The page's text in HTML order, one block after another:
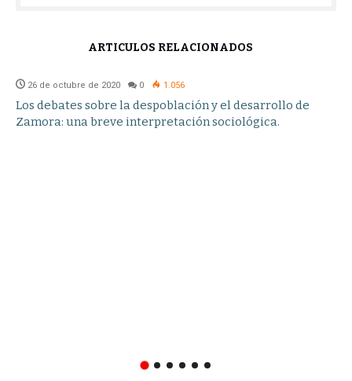
ARTÍCULOS RELACIONADOS
26 de octubre de 2020 0 1.056
Los debates sobre la despoblación y el desarrollo de
Zamora: una breve interpretación sociológica.